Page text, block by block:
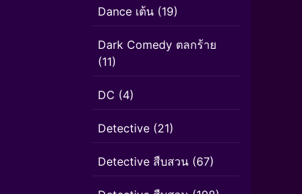
Dance เต้น (19)
Dark Comedy ตลกร้าย
(11)
DC (4)
Detective (21)
Detective สืบสวน (67)